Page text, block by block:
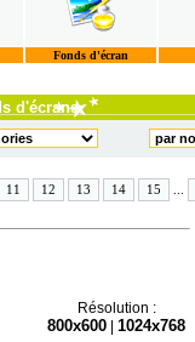
Fonds d'écran
d'écrans
11 12 13 14 15
Résolution :
800x600 1024x768